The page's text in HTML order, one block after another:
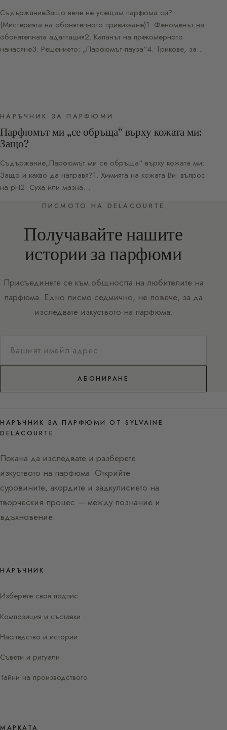
СъдържаниеЗащо вече не усещам парфюма си?
(Мистерията на обонятелното привикване)1. Феноменът на
обонятелната адаптация2. Капанът на прекомерното
нанасяне3. Решението: „Парфюмът-пауза“4. Трикове, за…
НАРЪЧНИК ЗА ПАРФЮМИ
Парфюмът ми „се обръща“ върху кожата ми:
Защо?
Съдържание„Парфюмът ми се обръща“ върху кожата ми:
Защо и какво да направя?1. Химията на кожата Ви: въпрос
на pH2. Суха или мазна…
ПИСМОТО НА DELACOURTE
Получавайте нашите
истории за парфюми
Присъединете се към общността на любителите на
парфюма. Едно писмо седмично, не повече, за да
изследвате изкуството на парфюма.
АБОНИРАНЕ
НАРЪЧНИК ЗА ПАРФЮМИ ОТ SYLVAINE
DELACOURTE
Покана да изследвате и разберете
изкуството на парфюма. Открийте
суровините, акордите и задкулисието на
творческия процес — между познание и
вдъхновение.
НАРЪЧНИК
Изберете своя подпис
Композиция и съставки
Наследство и истории
Съвети и ритуали
Тайни на производството
МАРКАТА